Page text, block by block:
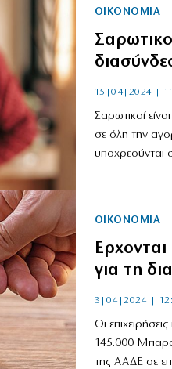
ΟΙΚΟΝΟΜΙΑ
15|04|2024 |
Σαρωτικοί
σε όλη την
υποχρεούνται
ΟΙΚΟΝΟΜΙΑ
για τη
3|04|2024 |
Οι
145.000
της ΑΑΔΕ σε